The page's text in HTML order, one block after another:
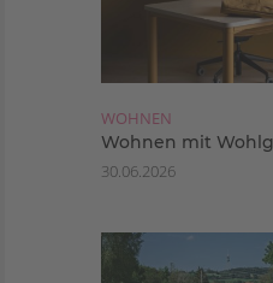
WOHNEN
Wohnen mit
30.06.2026